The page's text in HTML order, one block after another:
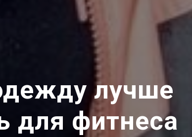
лучше
для фитнеса